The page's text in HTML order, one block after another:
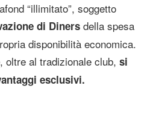
“illimitato”, soggetto
di Diners della spesa
disponibilità economica.
oltre al tradizionale club, si
esclusivi.